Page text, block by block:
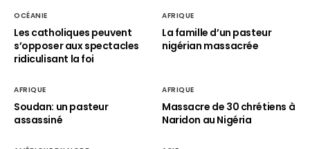
OCÉANIE
Les catholiques peuvent
s’opposer aux spectacles
ridiculisant la foi
AFRIQUE
La famille d’un pasteur
nigérian massacrée
AFRIQUE
Soudan: un pasteur
assassiné
AFRIQUE
Massacre de 30 chrétiens à
Naridon au Nigéria